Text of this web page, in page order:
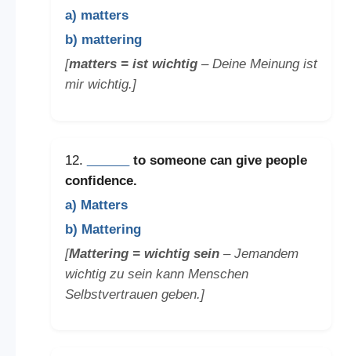
a) matters
b) mattering
[matters = ist wichtig– Deine Meinung ist
mir wichtig.]
12.
to someone can give people
confidence.
a) Matters
b) Mattering
[Mattering = wichtig sein– Jemandem
wichtig zu sein kann Menschen
Selbstvertrauen geben.]